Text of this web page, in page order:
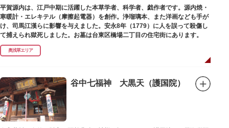
平賀源内は、江戸中期に活躍した本草学者、科学者、戯作者です。源内焼・
寒暖計・エレキテル（摩擦起電器）を創作。浄瑠璃本、また洋画なども手が
け、司馬江漢らに影響を与えました。安永8年（1779）に人を誤って殺傷し
て捕えられ獄死しました。お墓は台東区橋場二丁目の住宅街にあります。
奥浅草エリア
谷中七福神 大黒天（護国院）